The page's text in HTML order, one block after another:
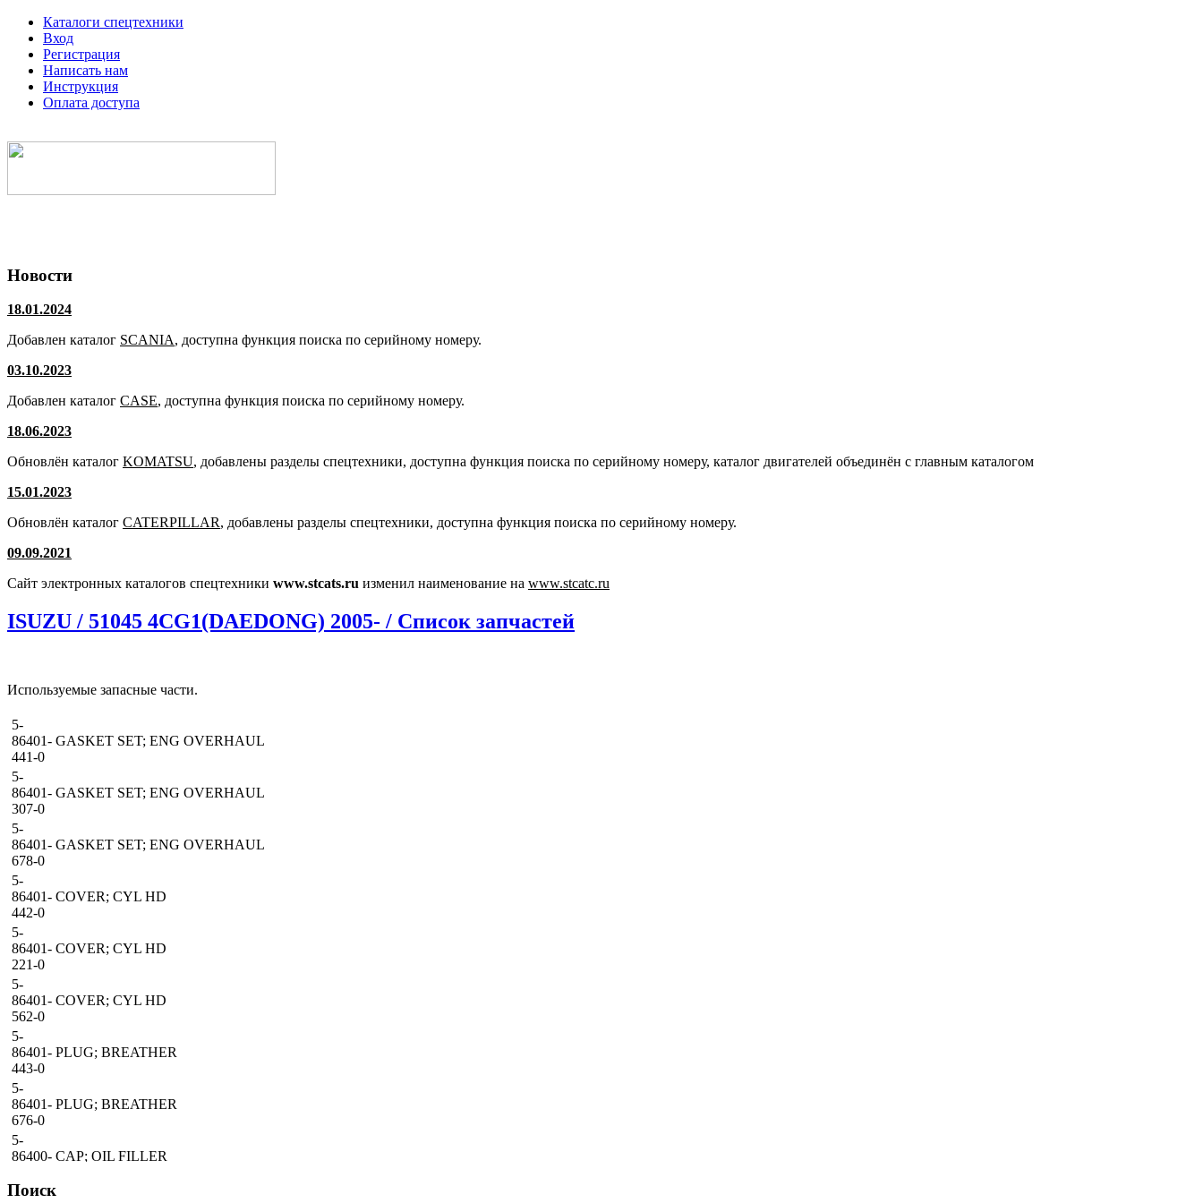
Каталоги спецтехники
Вход
Регистрация
Написать нам
Инструкция
Оплата доступа
Новости
18.01.2024
Добавлен каталог SCANIA, доступна функция поиска по серийному номеру.
03.10.2023
Добавлен каталог CASE, доступна функция поиска по серийному номеру.
18.06.2023
Обновлён каталог KOMATSU, добавлены разделы спецтехники, доступна функция поиска по серийному номеру, каталог двигателей объединён с главным каталогом
15.01.2023
Обновлён каталог CATERPILLAR, добавлены разделы спецтехники, доступна функция поиска по серийному номеру.
09.09.2021
Сайт электронных каталогов спецтехники www.stcats.ru изменил наименование на www.stcatc.ru
ISUZU / 51045 4CG1(DAEDONG) 2005- / Список запчастей
Используемые запасные части.
5-
86401-
441-0
GASKET SET; ENG OVERHAUL
5-
86401-
307-0
GASKET SET; ENG OVERHAUL
5-
86401-
678-0
GASKET SET; ENG OVERHAUL
5-
86401-
442-0
COVER; CYL HD
5-
86401-
221-0
COVER; CYL HD
5-
86401-
562-0
COVER; CYL HD
5-
86401-
443-0
PLUG; BREATHER
5-
86401-
676-0
PLUG; BREATHER
5-
86400- CAP; OIL FILLER
5-
Поиск